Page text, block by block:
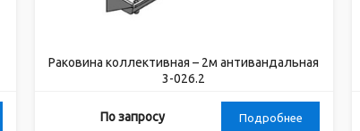
Раковина коллективная – 2м антивандальная
3-026.2
По запросу Подробнее